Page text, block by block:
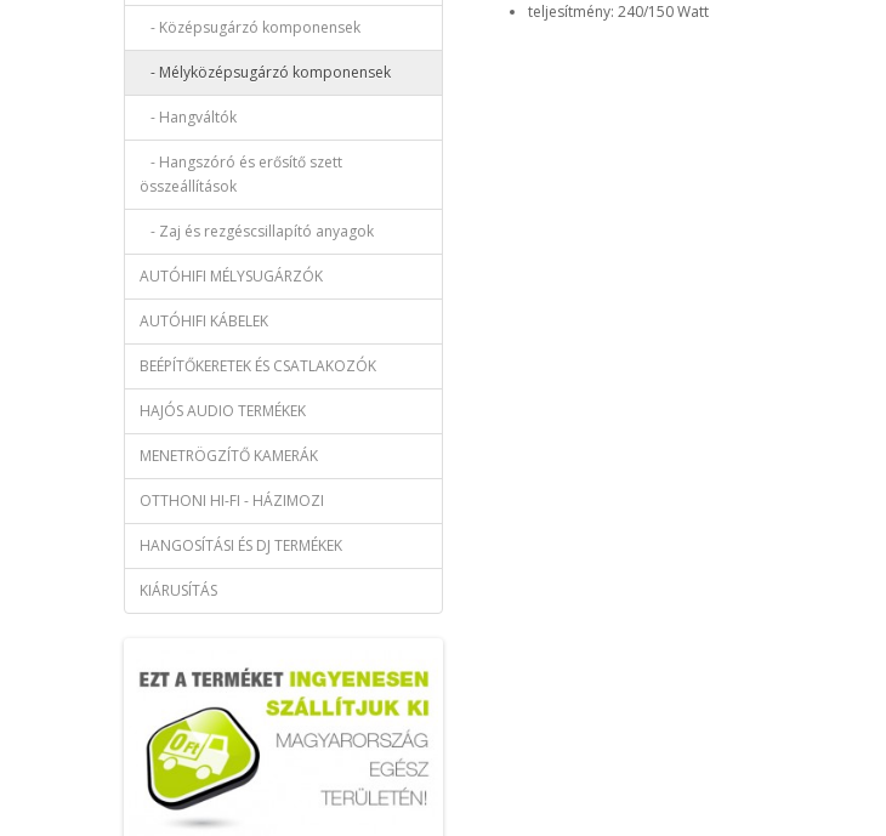
- Középsugárzó komponensek
- Mélyközépsugárzó komponensek
- Hangváltók
- Hangszóró és erősítő szett
összeállítások
- Zaj és rezgéscsillapító anyagok
AUTÓHIFI MÉLYSUGÁRZÓK
AUTÓHIFI KÁBELEK
BEÉPÍTŐKERETEK ÉS CSATLAKOZÓK
HAJÓS AUDIO TERMÉKEK
MENETRÖGZÍTŐ KAMERÁK
OTTHONI HI-FI - HÁZIMOZI
HANGOSÍTÁSI ÉS DJ TERMÉKEK
KIÁRUSÍTÁS
teljesítmény: 240/150 Watt